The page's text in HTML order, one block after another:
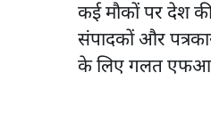
कई मौकों पर देश
संपादकों और
के लिए गलत